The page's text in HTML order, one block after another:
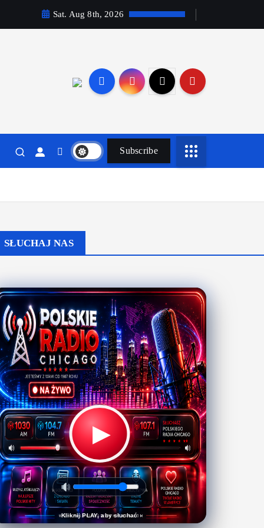
Sat. Aug 8th, 2026
Subscribe
SŁUCHAJ NAS
▶
Kliknij PLAY, aby słuchać